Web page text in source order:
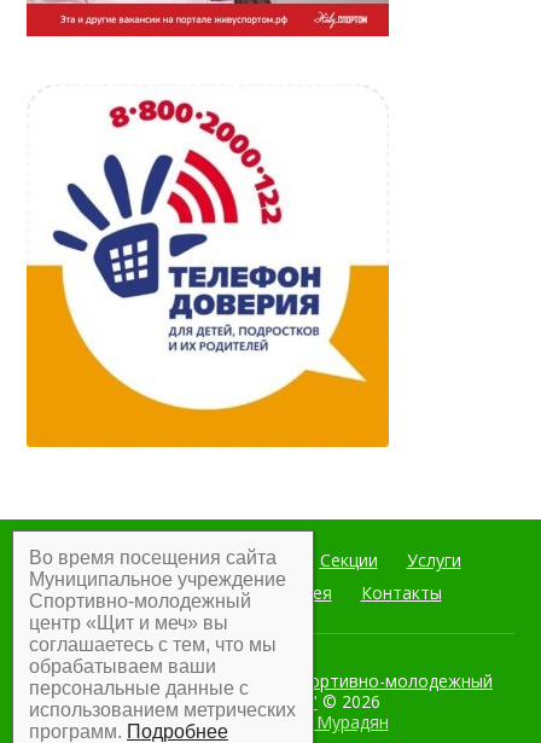
Главная Мероприятия Секции
Услуги
Документы
Фотогалерея Контакты
Муниципальное учреждение Спортивно-молодежный
центр "Щит и меч" © 2026
Разработка:Армен Мурадян
Во время посещения сайта
Муниципальное учреждение
Спортивно-молодежный
центр «Щит и меч» вы
соглашаетесь с тем, что мы
обрабатываем ваши
персональные данные с
использованием метрических
программ. Подробнее